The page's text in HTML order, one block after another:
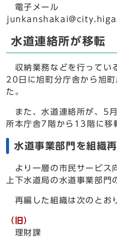
電子メール
水道連絡所が移転
収納業務などを行ってい
20日に旭町分庁舎から旭
た。
また、水道連絡所が、5
所本庁舎7階から13階に移
水道事業部門を組織
より一層の市民サービス
上下水道局の水道事業部門
再編した組織は次のとお
（旧）
理財課